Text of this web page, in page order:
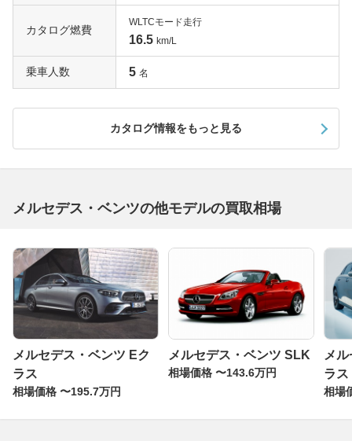
カタログ燃費
WLTCモード走行
16.5 km/L
乗車人数 5 名
カタログ情報をもっと見る
メルセデス・ベンツの他モデルの買取相場
メルセデス・ベンツ Eク
ラス
相場価格 〜195.7万円
メルセデス・ベンツ SLK
相場価格 〜143.6万円
メ
ラス
相場